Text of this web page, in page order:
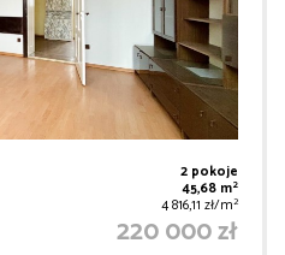
2 pokoje
45,68 m2
4 816,11 zł/m2
220 000 zł